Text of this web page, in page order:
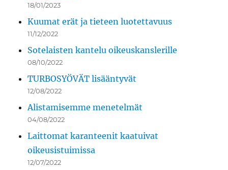
18/01/2023
Kuumat erät ja tieteen luotettavuus
11/12/2022
Sotelaisten kantelu oikeuskanslerille
08/10/2022
TURBOSYÖVÄT lisääntyvät
12/08/2022
Alistamisemme menetelmät
04/08/2022
Laittomat karanteenit kaatuivat
oikeusistuimissa
12/07/2022